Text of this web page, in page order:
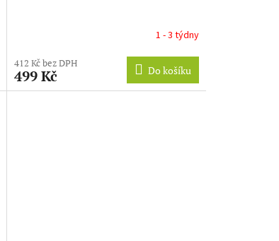
1 - 3 týdny
412 Kč bez DPH
499 Kč Do košíku